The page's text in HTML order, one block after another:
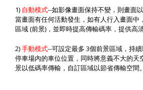
1) 自動模式--如影像畫面保持不變，則畫面
當畫面有任何活動發生，如有人行入畫面中
區域 (前景) ，並即時提高傳輸碼率，提供高
2) 手動模式--可設定最多 3個前景區域，持
停車場內的車位位置，同時將意義不大的天
景以低碼率傳輸，自訂區域以節省傳輸空間。